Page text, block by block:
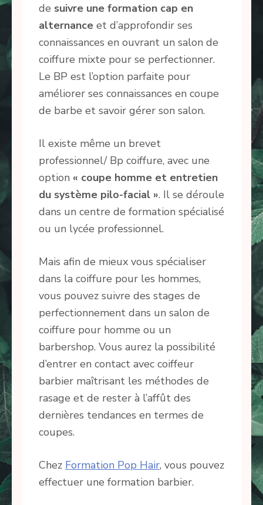
de suivre une formation cap en
alternance et d’approfondir ses
connaissances en ouvrant un salon de
coiffure mixte pour se perfectionner.
Le BP est l’option parfaite pour
améliorer ses connaissances en coupe
de barbe et savoir gérer son salon.
Il existe même un brevet
professionnel/ Bp coiffure, avec une
option « coupe homme et entretien
du système pilo-facial ». Il se déroule
dans un centre de formation spécialisé
ou un lycée professionnel.
Mais afin de mieux vous spécialiser
dans la coiffure pour les hommes,
vous pouvez suivre des stages de
perfectionnement dans un salon de
coiffure pour homme ou un
barbershop. Vous aurez la possibilité
d’entrer en contact avec coiffeur
barbier maîtrisant les méthodes de
rasage et de rester à l’affût des
dernières tendances en termes de
coupes.
Chez Formation Pop Hair, vous pouvez
effectuer une formation barbier.